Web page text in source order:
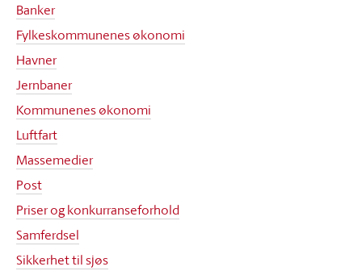
Banker
Fylkeskommunenes økonomi
Havner
Jernbaner
Kommunenes økonomi
Luftfart
Massemedier
Post
Priser og konkurranseforhold
Samferdsel
Sikkerhet til sjøs